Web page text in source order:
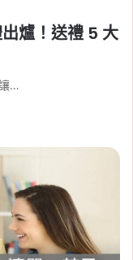
爐！送禮 5 大
…